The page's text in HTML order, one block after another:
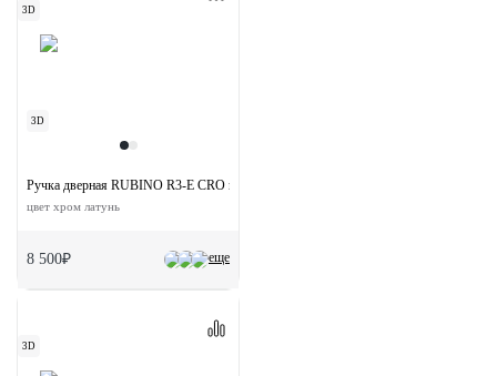
3D
3D
еще
Ручка дверная RUBINO R3-E CRO на круглой розетке
цвет хром латунь
8 500₽
3D